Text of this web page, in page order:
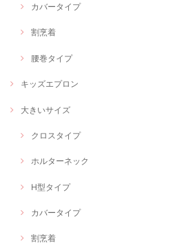
カバータイプ
割烹着
腰巻タイプ
キッズエプロン
大きいサイズ
クロスタイプ
ホルターネック
H型タイプ
カバータイプ
割烹着